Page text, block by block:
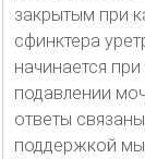
закрытым при
сфинктера
начинается
подавлении
ответы
поддержкой